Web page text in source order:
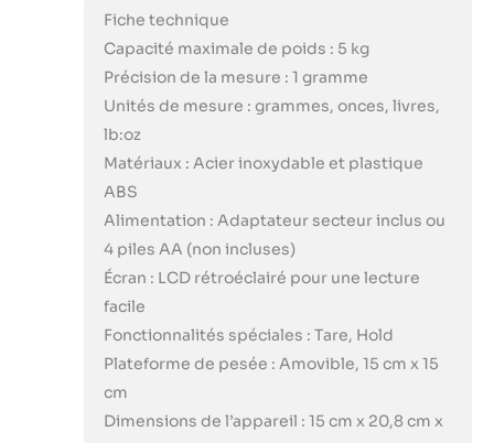
Fiche technique
Capacité maximale de poids : 5 kg
Précision de la mesure : 1 gramme
Unités de mesure : grammes, onces, livres,
lb:oz
Matériaux : Acier inoxydable et plastique
ABS
Alimentation : Adaptateur secteur inclus ou
4 piles AA (non incluses)
Écran : LCD rétroéclairé pour une lecture
facile
Fonctionnalités spéciales : Tare, Hold
Plateforme de pesée : Amovible, 15 cm x 15
cm
Dimensions de l’appareil : 15 cm x 20,8 cm x